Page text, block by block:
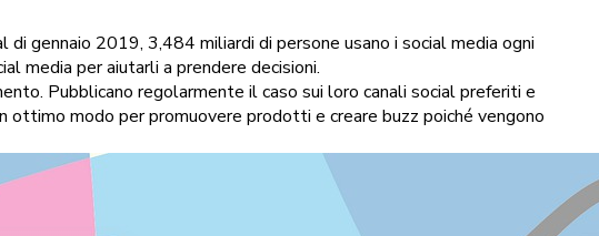
gennaio 2019, 3,484 miliardi di persone usano i social media ogni
media per aiutarli a prendere decisioni.
Pubblicano regolarmente il caso sui loro canali social preferiti e
modo per promuovere prodotti e creare buzz poiché vengono